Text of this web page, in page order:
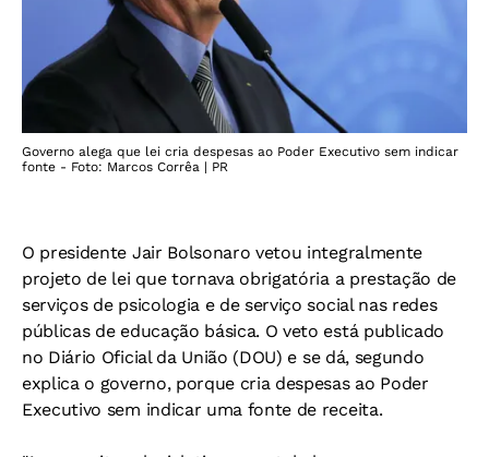
Governo alega que lei cria despesas ao Poder Executivo sem indicar
fonte - Foto: Marcos Corrêa | PR
O presidente Jair Bolsonaro vetou integralmente
projeto de lei que tornava obrigatória a prestação de
serviços de psicologia e de serviço social nas redes
públicas de educação básica. O veto está publicado
no Diário Oficial da União (DOU) e se dá, segundo
explica o governo, porque cria despesas ao Poder
Executivo sem indicar uma fonte de receita.